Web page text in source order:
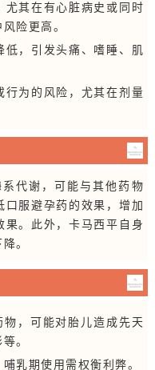
尤其在有心脏病史或同时
险更高。
低，引发头痛、嗜睡、肌
行为的风险，尤其在剂量
代谢，可能与其他药物
服避孕药的效果，增加
。此外，卡马西平自身
。
，可能对胎儿造成先天
。
乳期使用需权衡利弊。